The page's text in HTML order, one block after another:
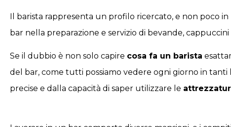
Il barista rappresenta un profilo ricercato, e non poco
bar nella preparazione e servizio di bevande,
Se il dubbio è non solo capire cosa fa un barista
del bar, come tutti possiamo vedere ogni giorno in
precise e dalla capacità di saper utilizzare le